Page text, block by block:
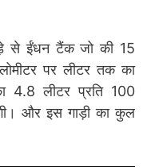
से ईंधन टैंक जो की 15
पर लीटर तक का
4.8 लीटर प्रति 100
और इस गाड़ी का कुल